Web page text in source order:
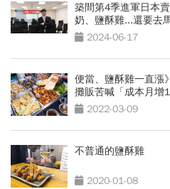
築間第4季進軍日本
奶、鹽酥雞...還要去
2024-06-17
便當、鹽酥雞一直漲
攤販苦喊「成本月增
2022-03-09
不普通的鹽酥雞
2020-01-08